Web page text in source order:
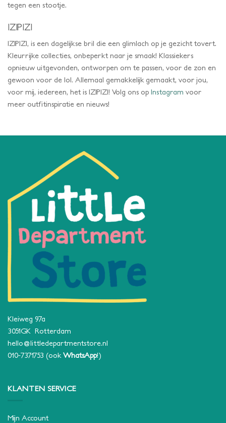
tegen een stootje.
IZIPIZI
IZIPIZI, is een dagelijkse bril die een glimlach op je gezicht tovert.
Kleurrijke collecties, onbeperkt naar je smaak! Klassiekers
opnieuw uitgevonden, ontworpen om te passen, voor de zon en
gewoon voor de lol. Allemaal gemakkelijk gemaakt, voor jou,
voor mij, iedereen, het is IZIPIZI! Volg ons op Instagram voor
meer outfitinspiratie en nieuws!
Kleiweg 97a
3051GK Rotterdam
hello@littledepartmentstore.nl
010-7371753 (ook WhatsApp!)
KLANTEN SERVICE
Mijn Account